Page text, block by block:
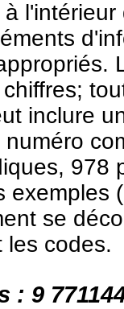
inclure
978
exemples
se
les codes.
: 9